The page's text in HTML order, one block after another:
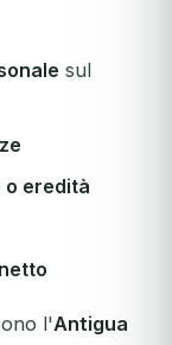
sul
o eredità
l'Antigua